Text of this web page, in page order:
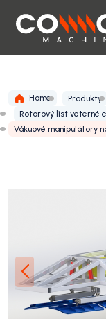
Home Produkty
Rotorový list veterné
Vákuové manipulátory